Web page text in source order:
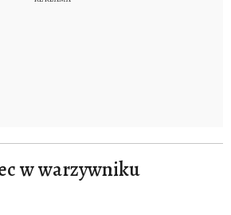
w warzywniku